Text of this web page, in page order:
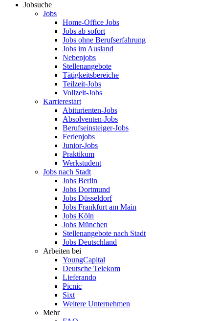
Jobsuche
Jobs
Home-Office Jobs
Jobs ab sofort
Jobs ohne Berufserfahrung
Jobs im Ausland
Nebenjobs
Stellenangebote
Tätigkeitsbereiche
Teilzeit-Jobs
Vollzeit-Jobs
Karrierestart
Abiturienten-Jobs
Absolventen-Jobs
Berufseinsteiger-Jobs
Ferienjobs
Junior-Jobs
Praktikum
Werkstudent
Jobs nach Stadt
Jobs Berlin
Jobs Dortmund
Jobs Düsseldorf
Jobs Frankfurt am Main
Jobs Köln
Jobs München
Stellenangebote nach Stadt
Jobs Deutschland
Arbeiten bei
YoungCapital
Deutsche Telekom
Lieferando
Picnic
Sixt
Weitere Unternehmen
Mehr